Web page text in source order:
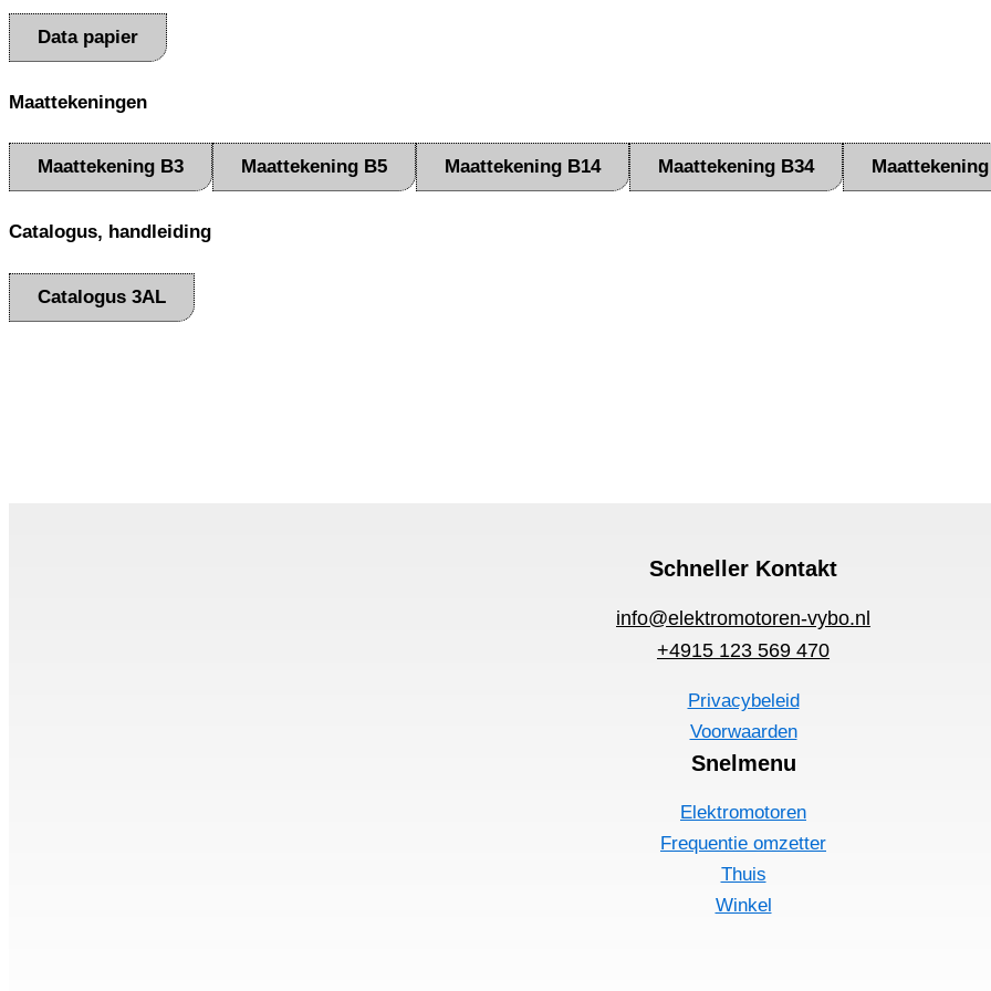
Data papier
Maattekeningen
Maattekening B3 Maattekening B5 Maattekening B14 Maattekening B34
Catalogus, handleiding
Catalogus 3AL
Schneller Kontakt
info@elektromotoren-vybo.nl
+4915 123 569 470
Privacybeleid
Voorwaarden
Snelmenu
Elektromotoren
Frequentie omzetter
Thuis
Winkel